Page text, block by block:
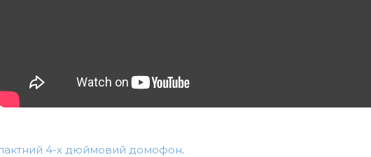
4-х дюймовий домофон.